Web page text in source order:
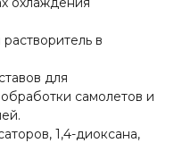
в
для
самолетов и
1,4-диоксана,